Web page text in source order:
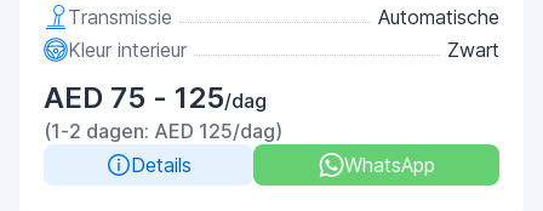
Transmissie
Automatische
Kleur interieur
Zwart
AED 75 - 125/dag
(1-2 dagen: AED 125/dag)
Details
WhatsApp